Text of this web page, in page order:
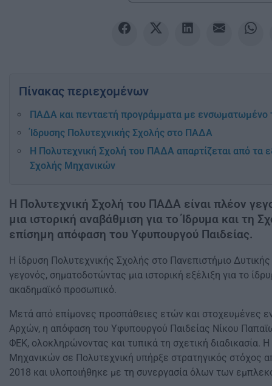
Πίνακας περιεχομένων
ΠΑΔΑ και πενταετή προγράμματα με ενσωματωμένο
Ίδρυσης Πολυτεχνικής Σχολής στο ΠΑΔΑ
Η Πολυτεχνική Σχολή του ΠΑΔΑ απαρτίζεται από τα
Σχολής Μηχανικών
Η Πολυτεχνική Σχολή του ΠΑΔΑ είναι πλέον
μια ιστορική αναβάθμιση για το Ίδρυμα και τη
επίσημη απόφαση του Υφυπουργού Παιδείας.
Η ίδρυση Πολυτεχνικής Σχολής στο Πανεπιστήμιο
γεγονός, σηματοδοτώντας μια ιστορική εξέλιξη για το
ακαδημαϊκό προσωπικό.
Μετά από επίμονες προσπάθειες ετών και στοχευμένες
Αρχών, η απόφαση του Υφυπουργού Παιδείας Νίκου
ΦΕΚ, ολοκληρώνοντας και τυπικά τη σχετική διαδικασία.
Μηχανικών σε Πολυτεχνική υπήρξε στρατηγικός στόχος
2018 και υλοποιήθηκε με τη συνεργασία όλων των